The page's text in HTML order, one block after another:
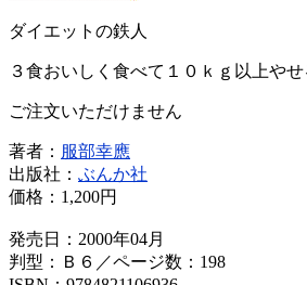
ダイエットの鉄人
３食おいしく食べて１０ｋｇ以上や
ご注文いただけません
著者： 服部幸應
出版社： ぶんか社
価格： 1,200円
発売日：2000年04月
判型：Ｂ６／ページ数：198